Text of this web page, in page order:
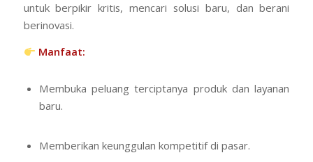
untuk berpikir kritis, mencari solusi baru, dan berani
berinovasi.
Manfaat:
Membuka peluang terciptanya produk dan layanan
baru.
Memberikan keunggulan kompetitif di pasar.